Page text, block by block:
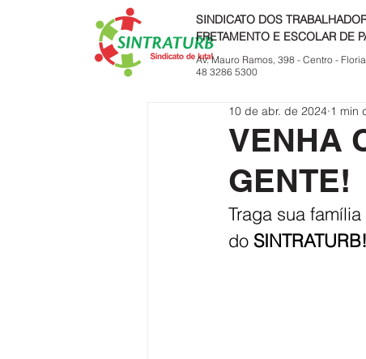
SINDICATO DOS
FRETAMENTO E ESCOLAR DE
Av. Mauro Ramos, 398 - Centro -
48 3286 5300
VENHA
GENTE!
10 de abr. de 2024 1 min
Traga sua
do SINTRATURB!